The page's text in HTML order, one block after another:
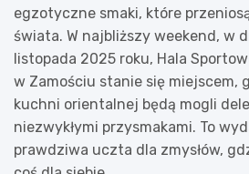
egzotyczne smaki, które
świata. W najbliższy weekend, w
listopada 2025 roku, Hala
w Zamościu stanie się miejscem,
kuchni orientalnej będą mogli
niezwykłymi przysmakami. To
prawdziwa uczta dla zmysłów,